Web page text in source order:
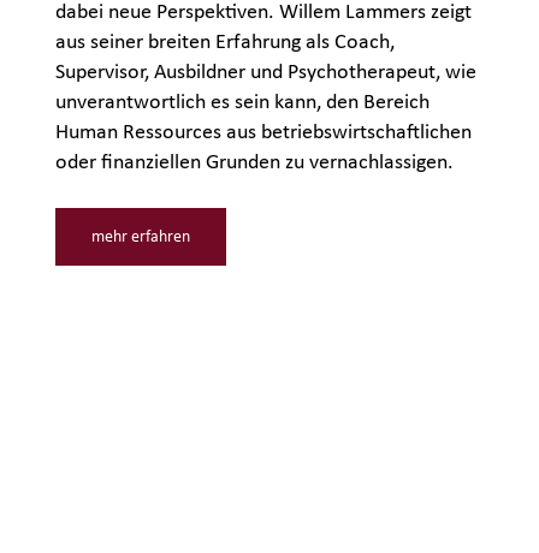
dabei neue Perspektiven. Willem Lammers zeigt
aus seiner breiten Erfahrung als Coach,
Supervisor, Ausbildner und Psychotherapeut, wie
unverantwortlich es sein kann, den Bereich
Human Ressources aus betriebswirtschaftlichen
oder finanziellen Grunden zu vernachlassigen.
mehr erfahren